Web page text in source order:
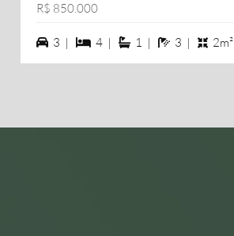
R$ 850.000
3 vagas na garagem
3 | 4 dormiórios
4 | 1 suítes
1 | 3 banheiros
3 | 2m²